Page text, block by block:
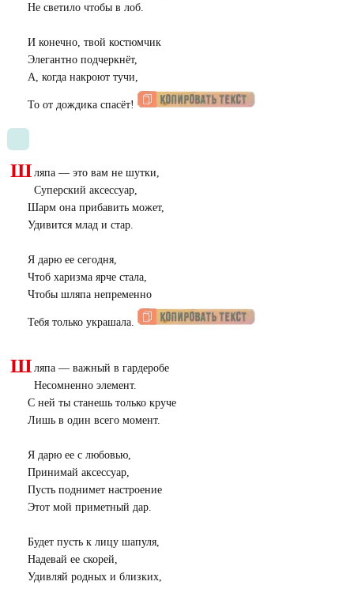
Не светило чтобы в лоб.
И конечно, твой костюмчик
Элегантно подчеркнёт,
А, когда накроют тучи,
То от дождика спасёт!
Ш ляпа — это вам не шутки,
Суперский аксессуар,
Шарм она прибавить может,
Удивится млад и стар.
Я дарю ее сегодня,
Чтоб харизма ярче стала,
Чтобы шляпа непременно
Тебя только украшала.
Ш ляпа — важный в гардеробе
Несомненно элемент.
С ней ты станешь только круче
Лишь в один всего момент.
Я дарю ее с любовью,
Принимай аксессуар,
Пусть поднимет настроение
Этот мой приметный дар.
Будет пусть к лицу шапуля,
Надевай ее скорей,
Удивляй родных и близких,